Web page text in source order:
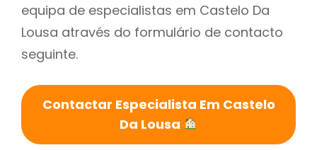
equipa de especialistas em Castelo Da
Lousa através do formulário de contacto
seguinte.
Contactar Especialista Em Castelo
Da Lousa